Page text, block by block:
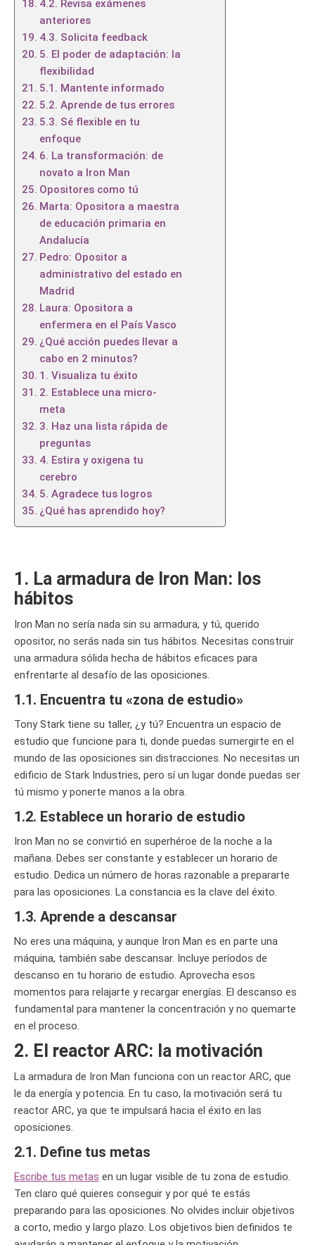
4.2. Revisa exámenes
anteriores
4.3. Solicita feedback
5. El poder de adaptación: la
flexibilidad
5.1. Mantente informado
5.2. Aprende de tus errores
5.3. Sé flexible en tu
enfoque
6. La transformación: de
novato a Iron Man
Opositores como tú
Marta: Opositora a maestra
de educación primaria en
Andalucía
Pedro: Opositor a
administrativo del estado en
Madrid
Laura: Opositora a
enfermera en el País Vasco
¿Qué acción puedes llevar a
cabo en 2 minutos?
1. Visualiza tu éxito
2. Establece una micro-
meta
3. Haz una lista rápida de
preguntas
4. Estira y oxigena tu
cerebro
5. Agradece tus logros
¿Qué has aprendido hoy?
1. La armadura de Iron Man: los
hábitos
Iron Man no sería nada sin su armadura, y tú, querido
opositor, no serás nada sin tus hábitos. Necesitas construir
una armadura sólida hecha de hábitos eficaces para
enfrentarte al desafío de las oposiciones.
1.1. Encuentra tu «zona de estudio»
Tony Stark tiene su taller, ¿y tú? Encuentra un espacio de
estudio que funcione para ti, donde puedas sumergirte en el
mundo de las oposiciones sin distracciones. No necesitas un
edificio de Stark Industries, pero sí un lugar donde puedas ser
tú mismo y ponerte manos a la obra.
1.2. Establece un horario de estudio
Iron Man no se convirtió en superhéroe de la noche a la
mañana. Debes ser constante y establecer un horario de
estudio. Dedica un número de horas razonable a prepararte
para las oposiciones. La constancia es la clave del éxito.
1.3. Aprende a descansar
No eres una máquina, y aunque Iron Man es en parte una
máquina, también sabe descansar. Incluye períodos de
descanso en tu horario de estudio. Aprovecha esos
momentos para relajarte y recargar energías. El descanso es
fundamental para mantener la concentración y no quemarte
en el proceso.
2. El reactor ARC: la motivación
La armadura de Iron Man funciona con un reactor ARC, que
le da energía y potencia. En tu caso, la motivación será tu
reactor ARC, ya que te impulsará hacia el éxito en las
oposiciones.
2.1. Define tus metas
Escribe tus metas en un lugar visible de tu zona de estudio.
Ten claro qué quieres conseguir y por qué te estás
preparando para las oposiciones. No olvides incluir objetivos
a corto, medio y largo plazo. Los objetivos bien definidos te